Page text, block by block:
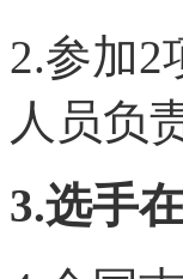
2.参加2
人员负
3.选手